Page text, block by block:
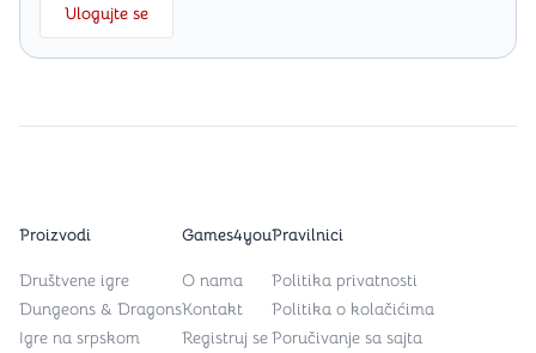
Ulogujte se
Proizvodi
Društvene igre
Dungeons & Dragons
Igre na srpskom
Games4you
O nama
Kontakt
Registruj se
Pravilnici
Politika privatnosti
Politika o kolačićima
Poručivanje sa sajta